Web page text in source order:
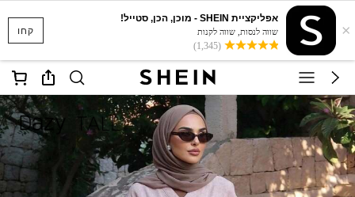
קחו ×
אפליקציית SHEIN - מוכן, הכן, סטייל!
שווה לנסות, שווה לקנות
(1,345)